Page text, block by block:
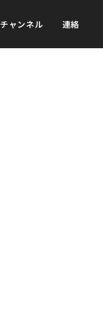
チャンネル 連絡